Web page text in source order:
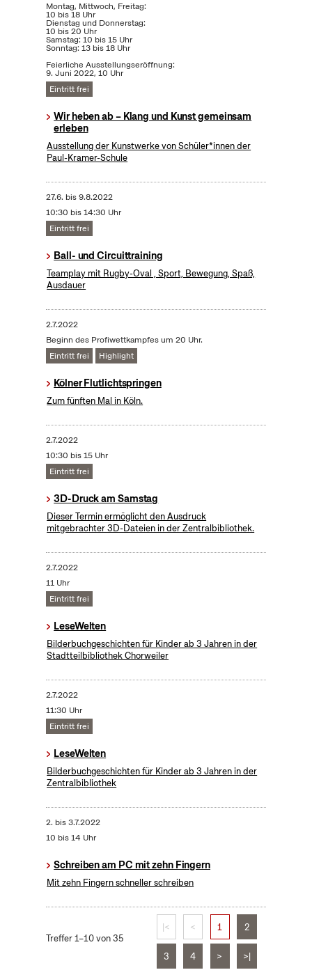
Montag, Mittwoch, Freitag:
10 bis 18 Uhr
Dienstag und Donnerstag:
10 bis 20 Uhr
Samstag: 10 bis 15 Uhr
Sonntag: 13 bis 18 Uhr
Feierliche Ausstellungseröffnung:
9. Juni 2022, 10 Uhr
Eintritt frei
Wir heben ab – Klang und Kunst gemeinsam
erleben
Ausstellung der Kunstwerke von Schüler*innen der
Paul-Kramer-Schule
27.6. bis9.8.2022
10:30 bis 14:30 Uhr
Eintritt frei
Ball- und Circuittraining
Teamplay mit Rugby-Oval , Sport, Bewegung, Spaß,
Ausdauer
2.7.2022
Beginn des Profiwettkampfes um 20 Uhr.
Eintritt frei
Highlight
Kölner Flutlichtspringen
Zum fünften Mal in Köln.
2.7.2022
10:30 bis 15 Uhr
Eintritt frei
3D-Druck am Samstag
Dieser Termin ermöglicht den Ausdruck
mitgebrachter 3D-Dateien in der Zentralbibliothek.
2.7.2022
11 Uhr
Eintritt frei
LeseWelten
Bilderbuchgeschichten für Kinder ab 3 Jahren in der
Stadtteilbibliothek Chorweiler
2.7.2022
11:30 Uhr
Eintritt frei
LeseWelten
Bilderbuchgeschichten für Kinder ab 3 Jahren in der
Zentralbibliothek
2. bis3.7.2022
10 bis 14 Uhr
Schreiben am PC mit zehn Fingern
Mit zehn Fingern schneller schreiben
Treffer 1–10 von 35
|< < 1 2
3 4 > >|